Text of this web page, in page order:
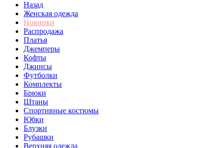
Назад
Женская одежда
Новинки
Распродажа
Платья
Джемперы
Кофты
Джинсы
Футболки
Комплекты
Брюки
Штаны
Спортивные костюмы
Юбки
Блузки
Рубашки
Верхняя одежда